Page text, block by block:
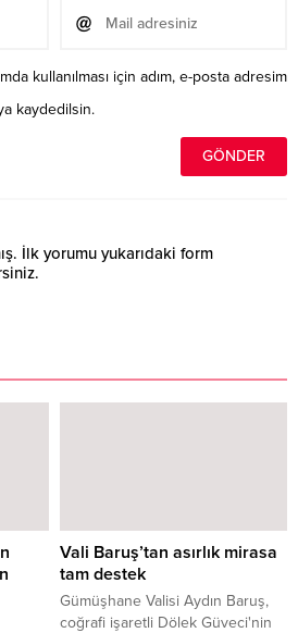
kullanılması için adım, e-posta adresim
kaydedilsin.
İlk yorumu yukarıdaki form
Vali Baruş’tan asırlık mirasa
tam destek
Gümüşhane Valisi Aydın Baruş,
coğrafi işaretli Dölek Güveci'nin